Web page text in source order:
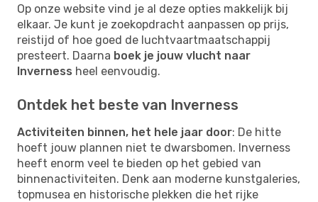
Op onze website vind je al deze opties makkelijk bij
elkaar. Je kunt je zoekopdracht aanpassen op prijs,
reistijd of hoe goed de luchtvaartmaatschappij
presteert. Daarna boek je jouw vlucht naar
Inverness heel eenvoudig.
Ontdek het beste van Inverness
Activiteiten binnen, het hele jaar door: De hitte
hoeft jouw plannen niet te dwarsbomen. Inverness
heeft enorm veel te bieden op het gebied van
binnenactiviteiten. Denk aan moderne kunstgaleries,
topmusea en historische plekken die het rijke